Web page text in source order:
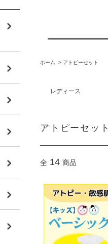
ホーム > アトピーセット
レディース
アトピーセット
全 14 商品